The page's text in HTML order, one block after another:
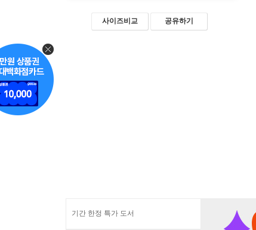
사이즈비교 공유하기
기간 한정 특가 도서